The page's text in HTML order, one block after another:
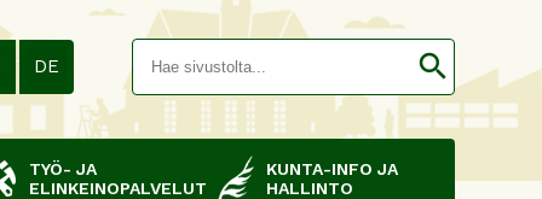
DE search
TYÖ- JA
ELINKEINOPALVELUT
KUNTA-INFO JA
HALLINTO